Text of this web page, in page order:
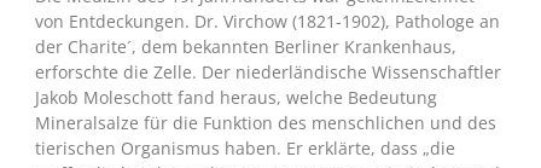
von Entdeckungen. Dr. Virchow (1821-1902), Pathologe an
der Charite´, dem bekannten Berliner Krankenhaus,
erforschte die Zelle. Der niederländische Wissenschaftler
Jakob Moleschott fand heraus, welche Bedeutung
Mineralsalze für die Funktion des menschlichen und des
tierischen Organismus haben. Er erklärte, dass „die